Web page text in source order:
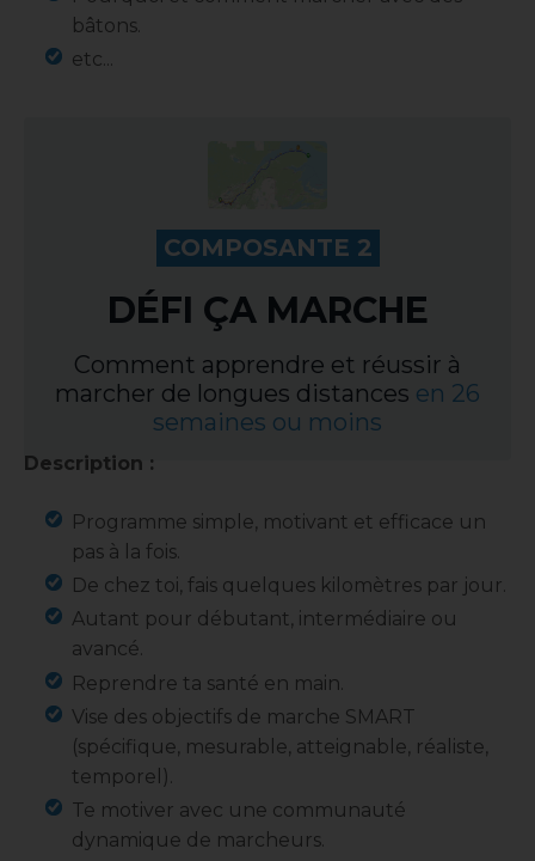
bâtons.
etc...
COMPOSANTE 2
DÉFI ÇA MARCHE
Comment apprendre et réussir à
marcher de longues distances en 26
semaines ou moins
Description :
Programme simple, motivant et efficace un
pas à la fois.
De chez toi, fais quelques kilomètres par jour.
Autant pour débutant, intermédiaire ou
avancé.
Reprendre ta santé en main.
Vise des objectifs de marche SMART
(spécifique, mesurable, atteignable, réaliste,
temporel).
Te motiver avec une communauté
dynamique de marcheurs.